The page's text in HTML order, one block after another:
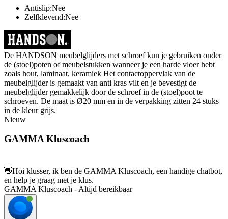
Antislip:Nee
Zelfklevend:Nee
De HANDSON meubelglijders met schroef kun je gebruiken onder
de (stoel)poten of meubelstukken wanneer je een harde vloer hebt
zoals hout, laminaat, keramiek Het contactoppervlak van de
meubelglijder is gemaakt van anti kras vilt en je bevestigt de
meubelglijder gemakkelijk door de schroef in de (stoel)poot te
schroeven. De maat is Ø20 mm en in de verpakking zitten 24 stuks
in de kleur grijs.
Nieuw
GAMMA Kluscoach
👋Hoi klusser, ik ben de GAMMA Kluscoach, een handige chatbot,
en help je graag met je klus.
GAMMA Kluscoach - Altijd bereikbaar